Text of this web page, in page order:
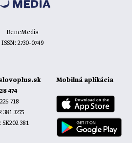
BeneMedia
ISSN: 2730-0749
474
718
3275
381
Mobilná aplikácia